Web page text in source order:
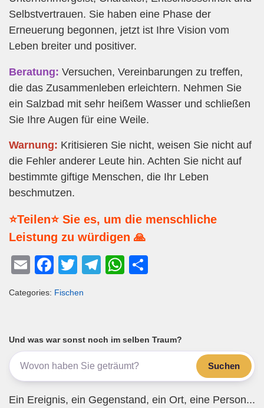
Selbstvertrauen. Sie haben eine Phase der
Erneuerung begonnen, jetzt ist Ihre Vision vom
Leben breiter und positiver.
Beratung: Versuchen, Vereinbarungen zu treffen,
die das Zusammenleben erleichtern. Nehmen Sie
ein Salzbad mit sehr heißem Wasser und schließen
Sie Ihre Augen für eine Weile.
Warnung: Kritisieren Sie nicht, weisen Sie nicht auf
die Fehler anderer Leute hin. Achten Sie nicht auf
bestimmte giftige Menschen, die Ihr Leben
beschmutzen.
⭐Teilen⭐ Sie es, um die menschliche
Leistung zu würdigen 🙏
E
ail
F
c
b
o
o
k
T
tt
T
a
m
W
A
p
p
Categories: Fischen
Und was war sonst noch im selben Traum?
Suchen
Ein Ereignis, ein Gegenstand, ein Ort, eine Person...